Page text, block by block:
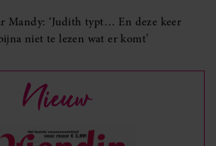
Mandy: ‘Judith typt… En deze keer
niet te lezen wat er komt’
Nieuw